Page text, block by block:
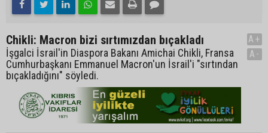
Chikli: Macron bizi sırtımızdan bıçakladı
İşgalci İsrail'in Diaspora Bakanı Amichai Chikli, Fransa
Cumhurbaşkanı Emmanuel Macron'un İsrail'i "sırtından
bıçakladığını" söyledi.
A+
A-